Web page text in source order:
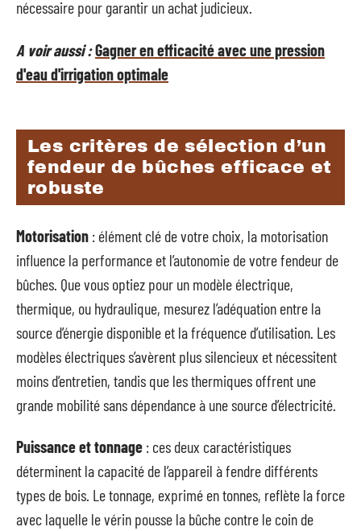
nécessaire pour garantir un achat judicieux.
A voir aussi :Gagner en efficacité avec une pression
d'eau d'irrigation optimale
Les critères de sélection d’un
fendeur de bûches efficace et
robuste
Motorisation : élément clé de votre choix, la motorisation
influence la performance et l’autonomie de votre fendeur de
bûches. Que vous optiez pour un modèle électrique,
thermique, ou hydraulique, mesurez l’adéquation entre la
source d’énergie disponible et la fréquence d’utilisation. Les
modèles électriques s’avèrent plus silencieux et nécessitent
moins d’entretien, tandis que les thermiques offrent une
grande mobilité sans dépendance à une source d’électricité.
Puissance et tonnage : ces deux caractéristiques
déterminent la capacité de l’appareil à fendre différents
types de bois. Le tonnage, exprimé en tonnes, reflète la force
avec laquelle le vérin pousse la bûche contre le coin de